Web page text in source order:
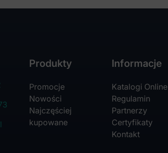
Produkty
Promocje
Nowości
Najczęściej
kupowane
Informacje
Katalogi Online
Regulamin
Partnerzy
Certyfikaty
Kontakt